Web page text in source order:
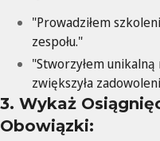
"Prowadziłem
zespołu."
"Stworzyłem
zwiększyła
3. Wykaż
Obowiązki: